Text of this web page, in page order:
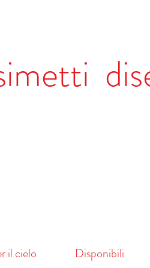
il cielo Disponibili